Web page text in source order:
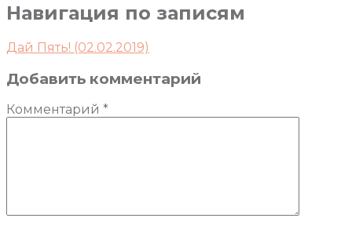
Навигация по записям
Дай Пять! (02.02.2019)
Добавить комментарий
Комментарий *